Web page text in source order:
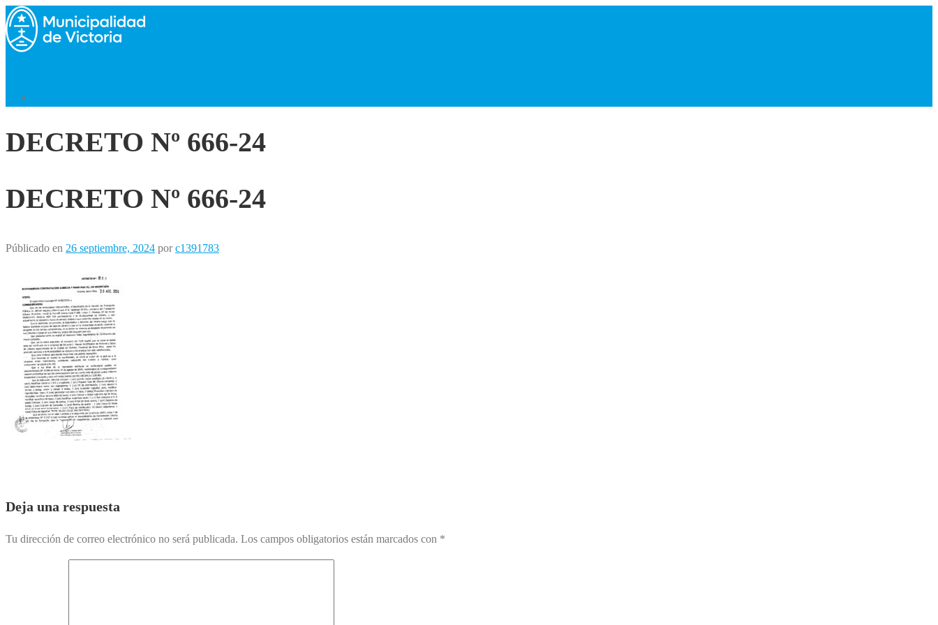
Saltar
al
contenido
DECRETO Nº 666-24
DECRETO Nº 666-24
Públicado en 26 septiembre, 2024 porc1391783
Deja una respuesta
Tu dirección de correo electrónico no será publicada. Los campos obligatorios están marcados con *